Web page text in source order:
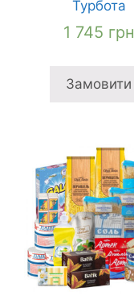
Турбота
1 745 грн
Замовити